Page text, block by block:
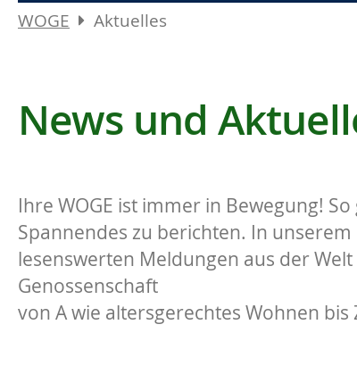
WOGE Aktuelles
News und
Ihre WOGE ist immer in Bewegung!
Spannendes zu berichten. In
lesenswerten Meldungen aus der
Genossenschaft
von A wie altersgerechtes Wohnen